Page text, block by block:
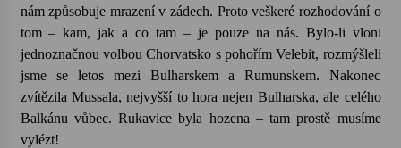
Za kulturou kousek za Humpolec. V Želivě ožije
Varhanní recitál Michala Novenka v Klášteře
Želiv
3. 7. 2026
nám způsobuje mrazení v zádech. Proto veškeré rozhodování o
tom – kam, jak a co tam – je pouze na nás. Bylo-li vloni
jednoznačnou volbou Chorvatsko s pohořím Velebit, rozmýšleli
jsme se letos mezi Bulharskem a Rumunskem. Nakonec
zvítězila Mussala, nejvyšší to hora nejen Bulharska, ale celého
Balkánu vůbec. Rukavice byla hozena – tam prostě musíme
vylézt!